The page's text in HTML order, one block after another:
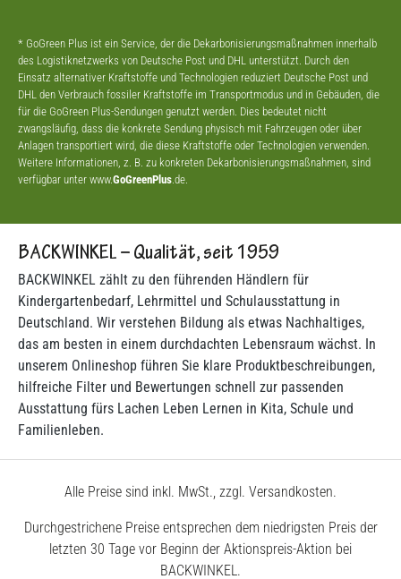
* GoGreen Plus ist ein Service, der die Dekarbonisierungsmaßnahmen innerhalb
des Logistiknetzwerks von Deutsche Post und DHL unterstützt. Durch den
Einsatz alternativer Kraftstoffe und Technologien reduziert Deutsche Post und
DHL den Verbrauch fossiler Kraftstoffe im Transportmodus und in Gebäuden, die
für die GoGreen Plus-Sendungen genutzt werden. Dies bedeutet nicht
zwangsläufig, dass die konkrete Sendung physisch mit Fahrzeugen oder über
Anlagen transportiert wird, die diese Kraftstoffe oder Technologien verwenden.
Weitere Informationen, z. B. zu konkreten Dekarbonisierungsmaßnahmen, sind
verfügbar unter www.GoGreenPlus.de.
BACKWINKEL – Qualität, seit 1959
BACKWINKEL zählt zu den führenden Händlern für
Kindergartenbedarf, Lehrmittel und Schulausstattung in
Deutschland. Wir verstehen Bildung als etwas Nachhaltiges,
das am besten in einem durchdachten Lebensraum wächst. In
unserem Onlineshop führen Sie klare Produktbeschreibungen,
hilfreiche Filter und Bewertungen schnell zur passenden
Ausstattung fürs Lachen Leben Lernen in Kita, Schule und
Familienleben.
Alle Preise sind inkl. MwSt., zzgl. Versandkosten.
Durchgestrichene Preise entsprechen dem niedrigsten Preis der
letzten 30 Tage vor Beginn der Aktionspreis-Aktion bei
BACKWINKEL.